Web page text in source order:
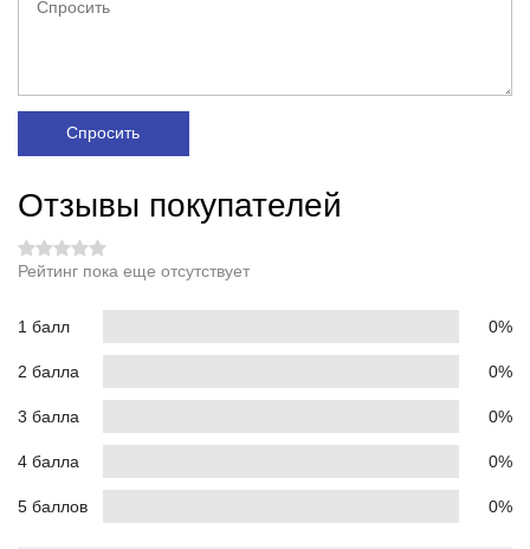
Спросить
Отзывы покупателей
Рейтинг пока еще отсутствует
1 балл 0%
2 балла 0%
3 балла 0%
4 балла 0%
5 баллов 0%